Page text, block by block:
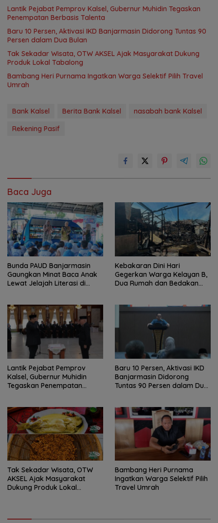
Lantik Pejabat Pemprov Kalsel, Gubernur Muhidin Tegaskan
Penempatan Berbasis Talenta
Baru 10 Persen, Aktivasi IKD Banjarmasin Didorong Tuntas 90
Persen dalam Dua Bulan
Tak Sekadar Wisata, OTW AKSEL Ajak Masyarakat Dukung
Produk Lokal Tabalong
Bambang Heri Purnama Ingatkan Warga Selektif Pilih Travel
Umrah
Bank Kalsel Berita Bank Kalsel
nasabah bank Kalsel
Rekening Pasif
Baca Juga
Bunda PAUD Banjarmasin
Gaungkan Minat Baca Anak
Lewat Jelajah Literasi di
Kebakaran Dini Hari
Gegerkan Warga Kelayan B,
Dua Rumah dan Bedakan
Lantik Pejabat Pemprov
Kalsel, Gubernur Muhidin
Tegaskan Penempatan
Baru 10 Persen, Aktivasi IKD
Banjarmasin Didorong
Tuntas 90 Persen dalam Dua
Tak Sekadar Wisata, OTW
AKSEL Ajak Masyarakat
Dukung Produk Lokal
Bambang Heri Purnama
Ingatkan Warga Selektif Pilih
Travel Umrah